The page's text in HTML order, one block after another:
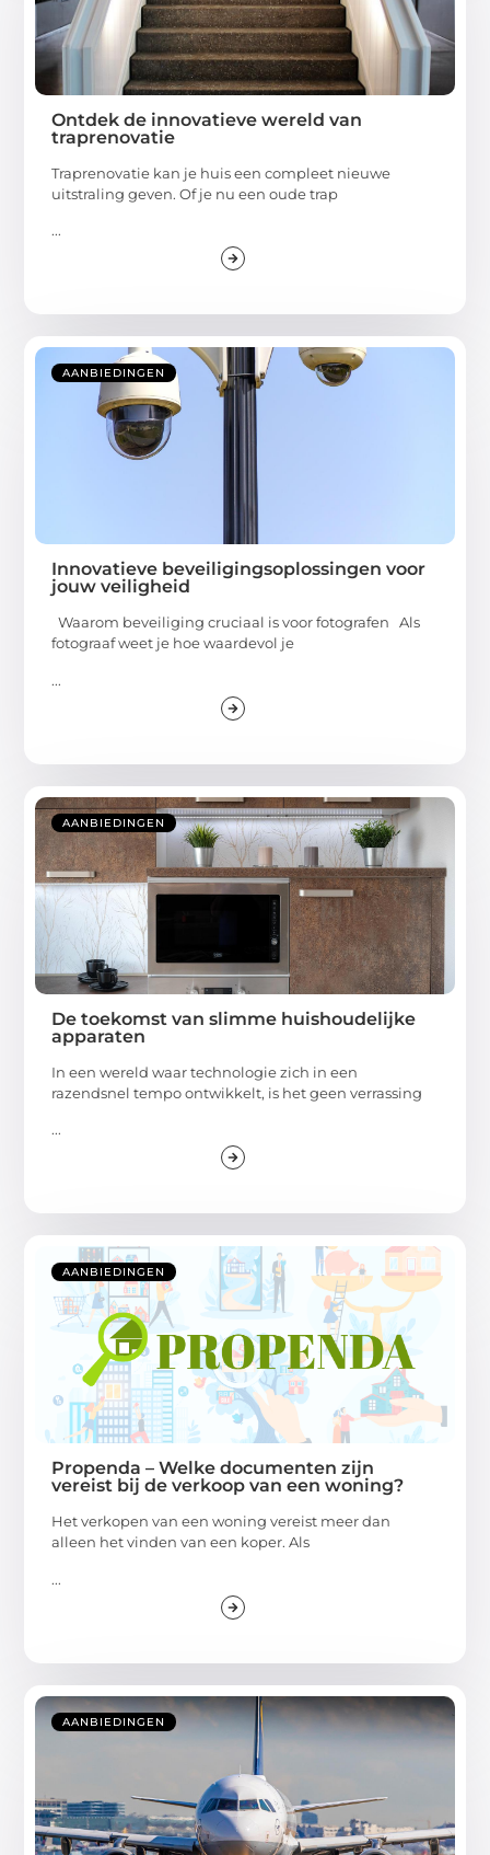
Ontdek de innovatieve wereld van
traprenovatie
Traprenovatie kan je huis een compleet nieuwe
uitstraling geven. Of je nu een oude trap
...
AANBIEDINGEN
Innovatieve beveiligingsoplossingen voor
jouw veiligheid
Waarom beveiliging cruciaal is voor fotografen Als
fotograaf weet je hoe waardevol je
...
AANBIEDINGEN
De toekomst van slimme huishoudelijke
apparaten
In een wereld waar technologie zich in een
razendsnel tempo ontwikkelt, is het geen verrassing
...
AANBIEDINGEN
Propenda – Welke documenten zijn
vereist bij de verkoop van een woning?
Het verkopen van een woning vereist meer dan
alleen het vinden van een koper. Als
...
AANBIEDINGEN